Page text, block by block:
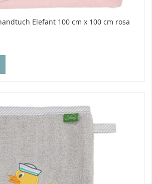
Elefant 100 cm x 100 cm rosa